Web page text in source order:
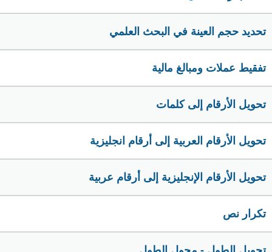
تحديد حجم العينة في البحث العلمي
تفقيط عملات ومبالغ مالية
تحويل الأرقام إلى كلمات
تحويل الأرقام العربية إلى أرقام انجليزية
تحويل الأرقام الإنجليزية إلى أرقام عربية
تكرار نص